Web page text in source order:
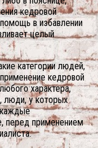
кедровой
в избавлении
целый
категории людей,
кедровой
характера,
люди, у которых
каждые
перед применением